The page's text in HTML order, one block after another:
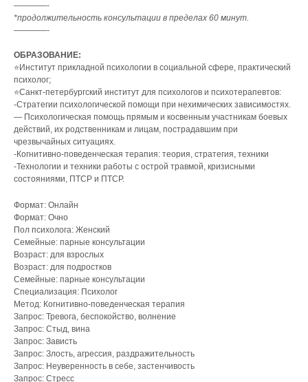
————-
*продолжительность консультации в пределах 60 минут.
————-
ОБРАЗОВАНИЕ:
⭐️Институт прикладной психологии в социальной сфере, практический
психолог;
⭐️Санкт-петербургский институт для психологов и психотерапевтов:
-Стратегии психологической помощи при нехимических зависимостях.
— Психологическая помощь прямым и косвенным участникам боевых
действий, их родственникам и лицам, пострадавшим при
чрезвычайных ситуациях.
-Когнитивно-поведенческая терапия: теория, стратегия, техники
-Технологии и техники работы с острой травмой, кризисными
состояниями, ПТСР и ПТСР.
Формат: Онлайн
Формат: Очно
Пол психолога: Женский
Семейные: парные консультации
Возраст: для взрослых
Возраст: для подростков
Семейные: парные консультации
Специализация: Психолог
Метод: Когнитивно-поведенческая терапия
Запрос: Тревога, беспокойство, волнение
Запрос: Стыд, вина
Запрос: Зависть
Запрос: Злость, агрессия, раздражительность
Запрос: Неуверенность в себе, застенчивость
Запрос: Стресс